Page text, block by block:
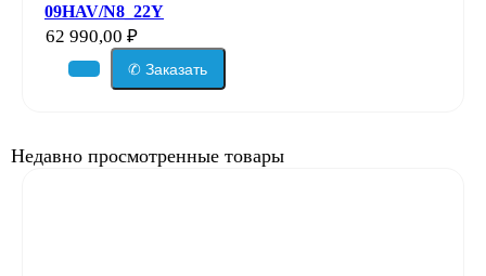
09HAV/N8_22Y
62 990,00 ₽
✆ Заказать
Недавно просмотренные товары